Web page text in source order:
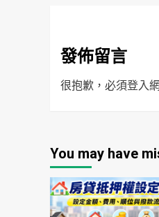
發佈留言
很抱歉，必須登入
You may have